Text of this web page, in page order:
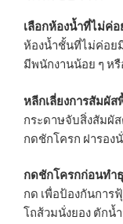
เลือกห้องน้ำที่ไม่ค่
ห้องน้ำชั้นที่ไม่ค่อย
มีพนักงานน้อย ๆ ห
หลีกเลี่ยงการสัมผั
กระดาษจับสิ่งสัมผั
กดชักโครก ฝารอง
กดชักโครกก่อนทำ
กด เพื่อป้องกันการ
โถส้วมนั่งยอง ตักน้